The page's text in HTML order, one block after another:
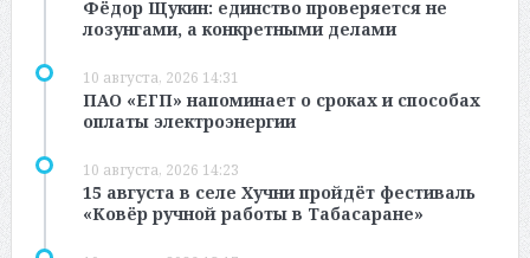
Фёдор Щукин: единство проверяется не
лозунгами, а конкретными делами
10 августа, 2026 14:31
ПАО «ЕГП» напоминает о сроках и способах
оплаты электроэнергии
10 августа, 2026 14:23
15 августа в селе Хучни пройдёт фестиваль
«Ковёр ручной работы в Табасаране»